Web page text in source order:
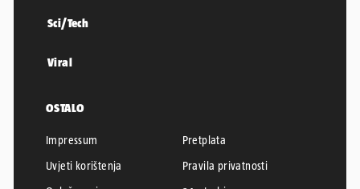
Sci/Tech
Viral
OSTALO
Impressum
Pretplata
Uvjeti korištenja
Pravila privatnosti